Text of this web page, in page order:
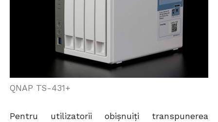
QNAP TS-431+
Pentru utilizatorii obișnuiți transpunerea